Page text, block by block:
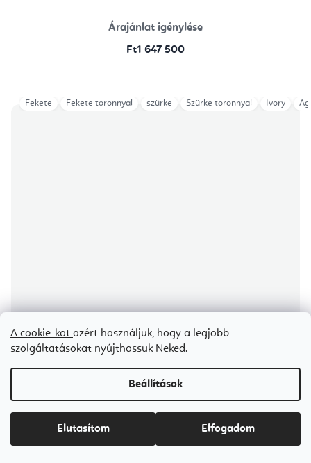
A cookie-kat azért használjuk, hogy a legjobb
szolgáltatásokat nyújthassuk Neked.
Beállítások
Elutasítom Elfogadom
Árajánlat igénylése
Ft1 647 500
Elina Pilates Elite Wood Reformer 245 cm
átlagos
értékelése
Fekete Fekete toronnyal szürke Szürke toronnyal Ivory